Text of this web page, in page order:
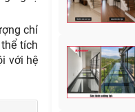
chỉ
tích
với hệ